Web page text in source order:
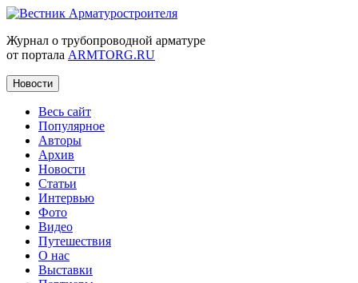
Журнал о трубопроводной арматуре
от портала ARMTORG.RU
Новости
Весь сайт
Популярное
Авторы
Архив
Новости
Статьи
Интервью
Фото
Видео
Путешествия
О нас
Выставки